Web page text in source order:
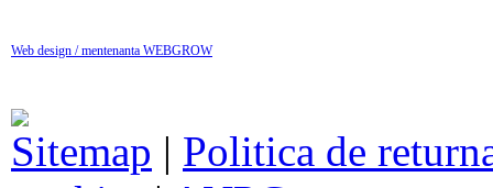
Web design / mentenanta WEBGROW
Sitemap | Politica de